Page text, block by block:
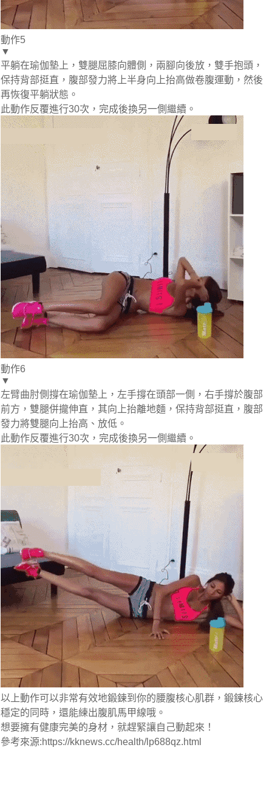
動作5
▼
平躺在瑜伽墊上，雙腿屈膝向體側，兩腳向後放，雙手抱頭，
保持背部挺直，腹部發力將上半身向上抬高做卷腹運動，然後
再恢復平躺狀態。
此動作反覆進行30次，完成後換另一側繼續。
動作6
▼
左臂曲肘側撐在瑜伽墊上，左手撐在頭部一側，右手撐於腹部
前方，雙腿併攏伸直，其向上抬離地麵，保持背部挺直，腹部
發力將雙腿向上抬高、放低。
此動作反覆進行30次，完成後換另一側繼續。
以上動作可以非常有效地鍛鍊到你的腰腹核心肌群，鍛鍊核心
穩定的同時，還能練出腹肌馬甲線哦。
想要擁有健康完美的身材，就趕緊讓自己動起來！
參考來源:https://kknews.cc/health/lp688qz.html